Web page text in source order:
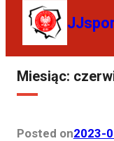
Miesiąc:
Posted on2023-